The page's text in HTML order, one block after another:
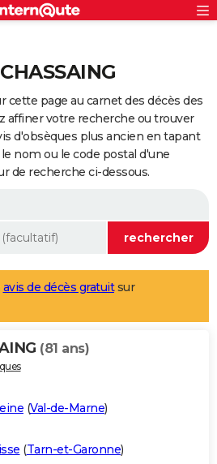
cette page au carnet des décès des
affiner votre recherche ou trouver
d'obsèques plus ancien en tapant
nom ou le code postal d'une
de recherche ci-dessous.
avis de décès gratuitsur
(81 ans)
(Val-de-Marne)
(Tarn-et-Garonne)